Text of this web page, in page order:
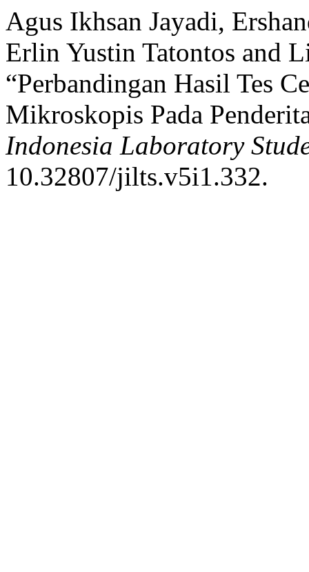
Agus Ikhsan Jayadi,
Erlin Yustin Tatontos and
“Perbandingan Hasil Tes
Mikroskopis Pada
Indonesia Laboratory
10.32807/jilts.v5i1.332.